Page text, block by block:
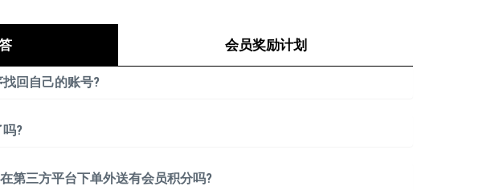
会员奖励计划
回自己的账号?
吗?
第三方平台下单外送有会员积分吗?